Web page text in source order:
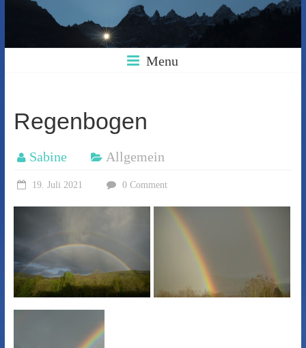
Menu
Regenbogen
Sabine Allgemein
19. Juli 2021 0 Comment